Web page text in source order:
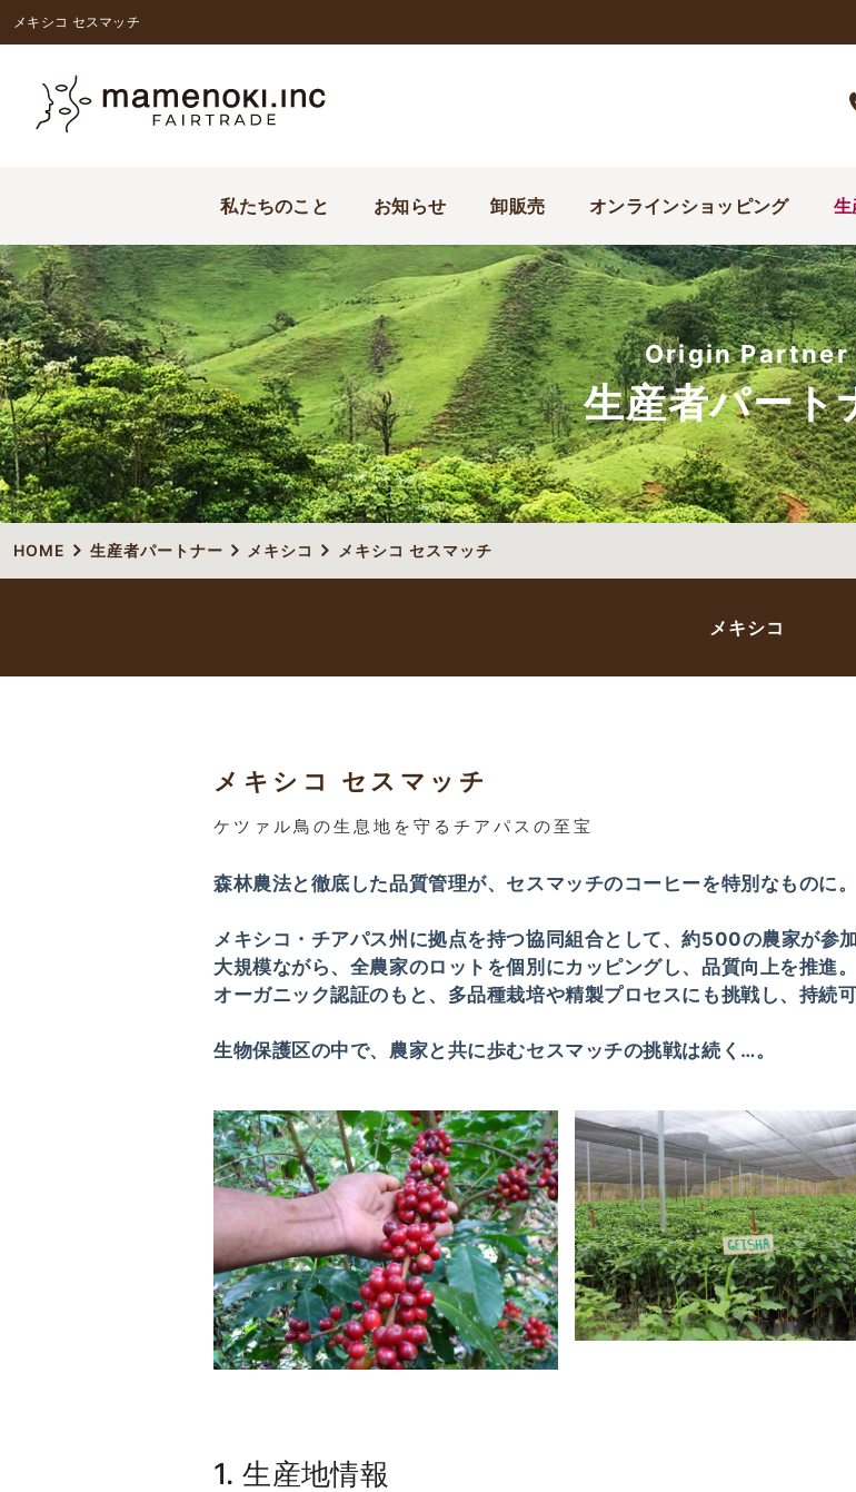
メキシコ セスマッチ
私たちのこと お知らせ 卸販売 オンラインショッピング 生
Origin Partner
生産者パート
HOME 生産者パートナー メキシコ メキシコ セスマッチ
メキシコ
メキシコ セスマッチ
ケツァル鳥の生息地を守るチアパスの至宝
森林農法と徹底した品質管理が、セスマッチのコーヒーを特別なものに。
メキシコ・チアパス州に拠点を持つ協同組合として、約500の農家が参
大規模ながら、全農家のロットを個別にカッピングし、品質向上を推進。
オーガニック認証のもと、多品種栽培や精製プロセスにも挑戦し、持続
生物保護区の中で、農家と共に歩むセスマッチの挑戦は続く…。
1. 生産地情報